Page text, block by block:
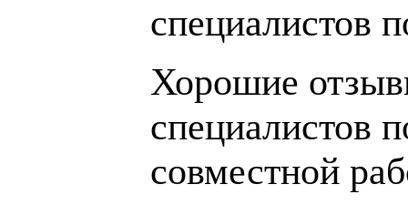
специалистов
Хорошие
специалистов
совместной